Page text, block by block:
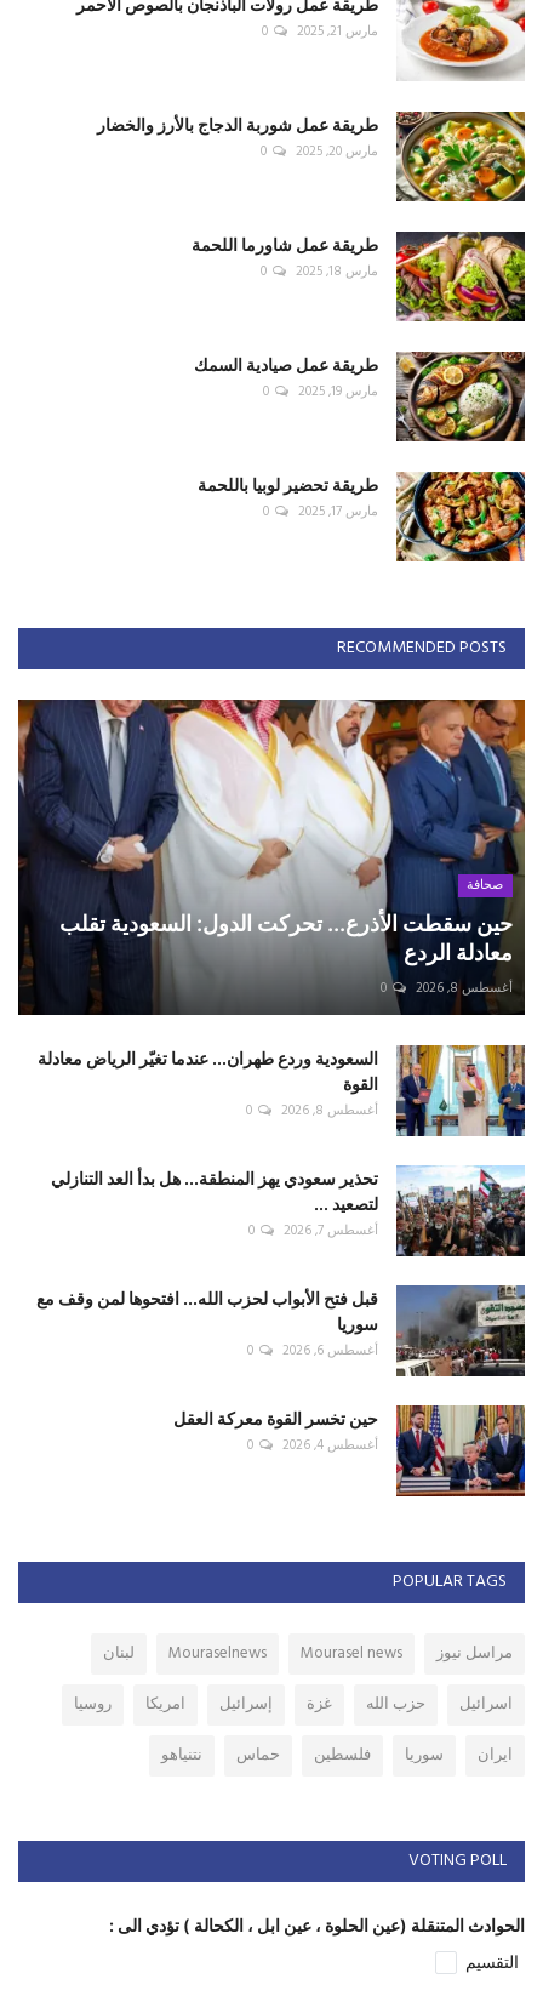
طريقة عمل رولات الباذنجان بالصوص الأحمر
مارس 21, 2025 0
طريقة عمل شوربة الدجاج بالأرز والخضار
مارس 20, 2025 0
طريقة عمل شاورما اللحمة
مارس 18, 2025 0
طريقة عمل صيادية السمك
مارس 19, 2025 0
طريقة تحضير لوبيا باللحمة
مارس 17, 2025 0
RECOMMENDED POSTS
صحافة
حين سقطت الأذرع... تحركت الدول: السعودية تقلب
معادلة الردع
أغسطس 8, 2026 0
السعودية وردع طهران... عندما تغيّر الرياض معادلة
القوة
أغسطس 8, 2026 0
تحذير سعودي يهز المنطقة... هل بدأ العد التنازلي
لتصعيد ...
أغسطس 7, 2026 0
قبل فتح الأبواب لحزب الله... افتحوها لمن وقف مع
سوريا
أغسطس 6, 2026 0
حين تخسر القوة معركة العقل
أغسطس 4, 2026 0
POPULAR TAGS
مراسل نيوز Mourasel news
Mouraselnews
لبنان
اسرائيل
حزب الله غزة إسرائيل امريكا
روسيا
ايران
سوريا فلسطين حماس نتنياهو
VOTING POLL
الحوادث المتنقلة (عين الحلوة ، عين ابل ، الكحالة ) تؤدي الى :
التقسيم